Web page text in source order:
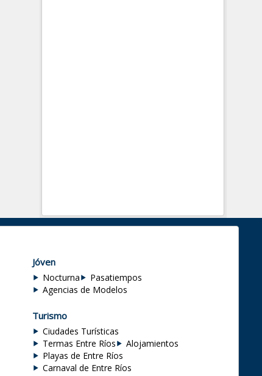
Jóven
Nocturna
Pasatiempos
Agencias de Modelos
Turismo
Ciudades Turísticas
Termas Entre Ríos
Alojamientos
Playas de Entre Ríos
Carnaval de Entre Ríos